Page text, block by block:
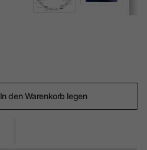
In den Warenkorb legen